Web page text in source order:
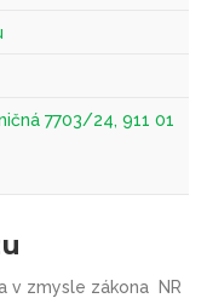
7703/24, 911 01
v zmysle zákona NR